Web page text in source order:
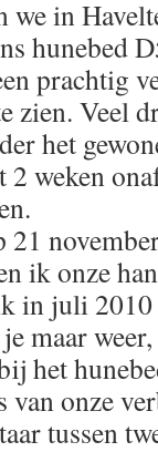
we in
hunebed
prachtig
zien. Veel
het
weken
ik onze
in juli
maar weer,
het
van onze
tussen